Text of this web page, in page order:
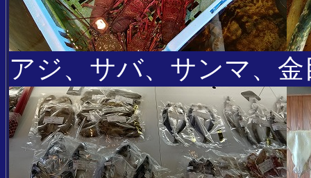
アジ、サバ、サンマ、